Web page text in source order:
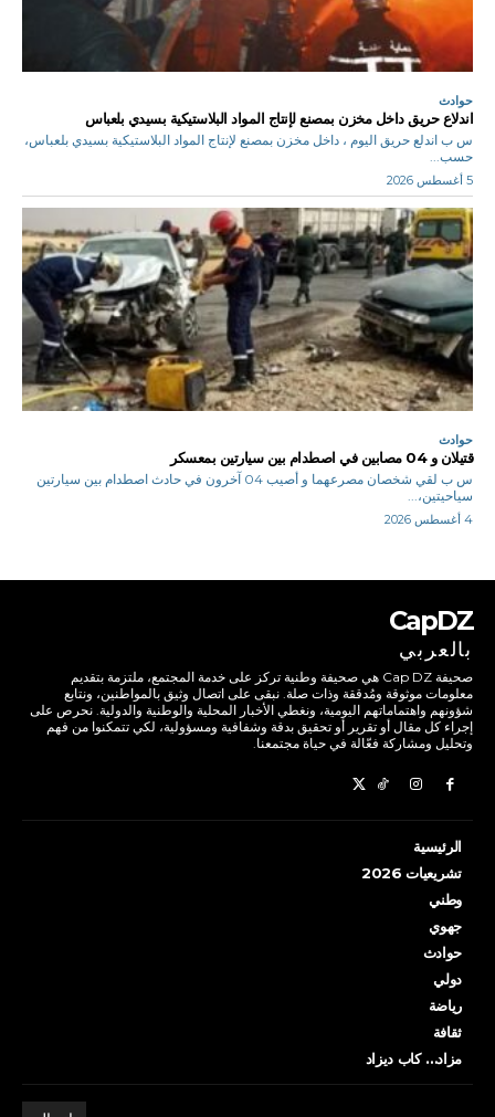
حوادث
اندلاع حريق داخل مخزن بمصنع لإنتاج المواد البلاستيكية بسيدي بلعباس
س ب اندلع حريق اليوم ، داخل مخزن بمصنع لإنتاج المواد البلاستيكية بسيدي بلعباس،
حسب...
5 أغسطس 2026
حوادث
قتيلان و 04 مصابين في اصطدام بين سيارتين بمعسكر
س ب لقي شخصان مصرعهما و أصيب 04 آخرون في حادث اصطدام بين سيارتين
سياحيتين،...
4 أغسطس 2026
CapDZ
بالعربي
صحيفة Cap DZ هي صحيفة وطنية تركز على خدمة المجتمع، ملتزمة بتقديم
معلومات موثوقة ومُدققة وذات صلة. نبقى على اتصال وثيق بالمواطنين، ونتابع
شؤونهم واهتماماتهم اليومية، ونغطي الأخبار المحلية والوطنية والدولية. نحرص على
إجراء كل مقال أو تقرير أو تحقيق بدقة وشفافية ومسؤولية، لكي تتمكنوا من فهم
وتحليل ومشاركة فعّالة في حياة مجتمعنا.
الرئيسية
تشريعيات 2026
وطني
جهوي
حوادث
دولي
رياضة
ثقافة
مزاد… كاب ديزاد